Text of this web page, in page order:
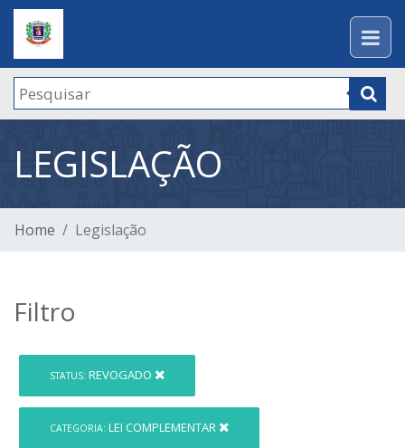
LEGISLAÇÃO
Home Legislação
Filtro
STATUS: REVOGADO
CATEGORIA: LEI COMPLEMENTAR